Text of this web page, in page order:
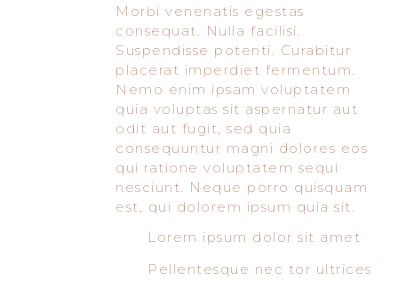
Morbi venenatis egestas
consequat. Nulla facilisi.
Suspendisse potenti. Curabitur
placerat imperdiet fermentum.
Nemo enim ipsam voluptatem
quia voluptas sit aspernatur aut
odit aut fugit, sed quia
consequuntur magni dolores eos
qui ratione voluptatem sequi
nesciunt. Neque porro quisquam
est, qui dolorem ipsum quia sit.
Lorem ipsum dolor sit amet
Pellentesque nec tor ultrices